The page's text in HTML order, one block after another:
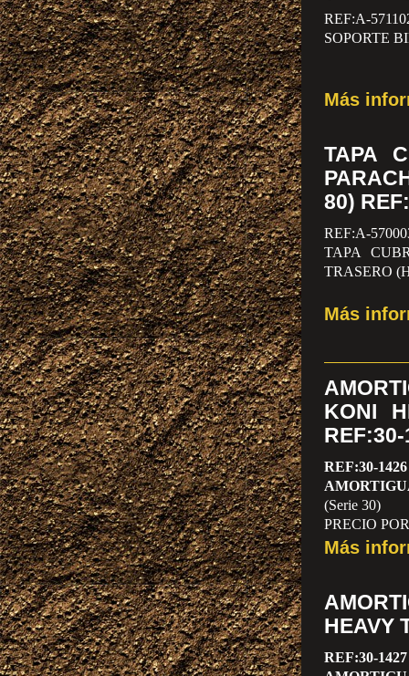
REF:A-
SOPORTE
Más
TAPA
80)
REF:A-
TAPA
TRASERO
Más
KONI
REF:30-1426
(Serie 30)
PRECIO
Más
HEAVY
REF:30-1427